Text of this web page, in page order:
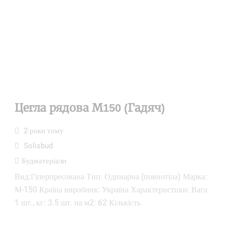
Цегла рядова М150 (Гадяч)
2 роки тому
Solisbud
Будматеріали
Вид:Гіперпресована Тип: Одинарна (повнотіла) Марка:
М-150 Країна виробник: Україна Характеристики: Вага
1 шт., кг: 3.5 шт. на м2: 62 Кількість